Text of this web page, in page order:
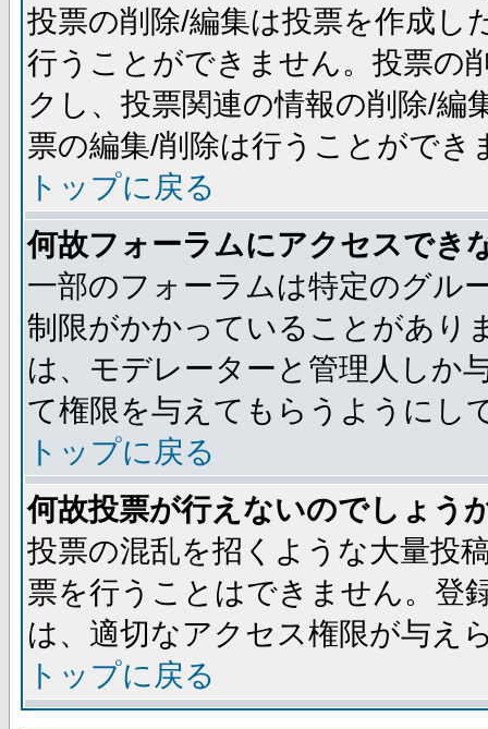
投票の削除/編集は投票を作成し
行うことができません。投票の
クし、投票関連の情報の削除/
票の編集/削除は行うことがで
トップに戻る
何故フォーラムにアクセスでき
一部のフォーラムは特定のグル
制限がかかっていることがあり
は、モデレーターと管理人しか
て権限を与えてもらうようにし
トップに戻る
何故投票が行えないのでしょう
投票の混乱を招くような大量投
票を行うことはできません。登
は、適切なアクセス権限が与え
トップに戻る